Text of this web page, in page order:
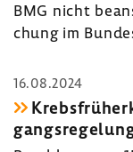
BMG nicht
chung im
16.08.2024